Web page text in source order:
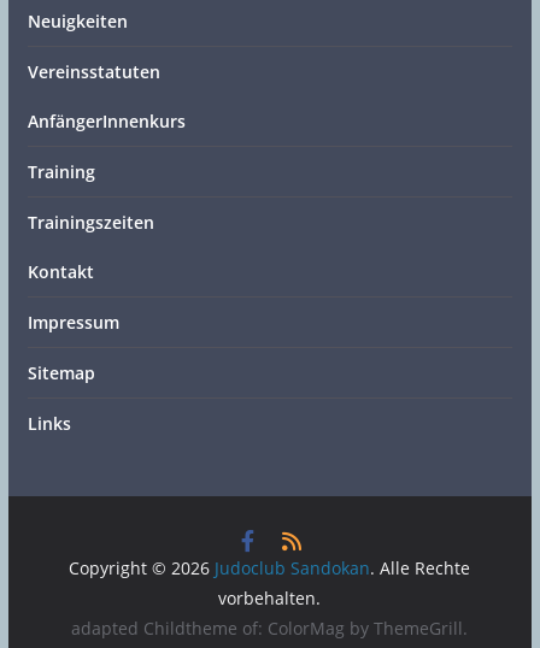
Neuigkeiten
Vereinsstatuten
AnfängerInnenkurs
Training
Trainingszeiten
Kontakt
Impressum
Sitemap
Links
Copyright © 2026 Judoclub Sandokan. Alle Rechte
vorbehalten.
adapted Childtheme of: ColorMag byThemeGrill.